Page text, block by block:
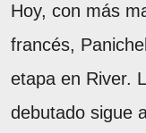
Hoy, con más
francés,
etapa en River.
debutado sigue